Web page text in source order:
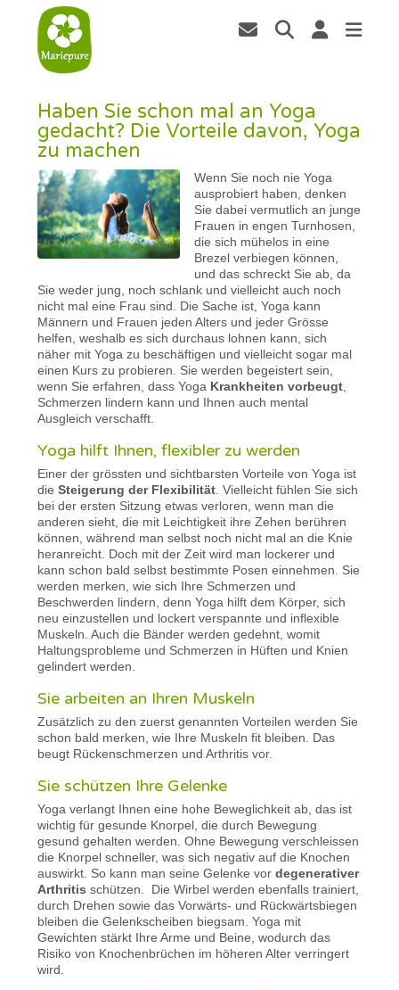
Haben Sie schon mal an Yoga
gedacht? Die Vorteile davon, Yoga
zu machen
Wenn Sie noch nie Yoga
ausprobiert haben, denken
Sie dabei vermutlich an junge
Frauen in engen Turnhosen,
die sich mühelos in eine
Brezel verbiegen können,
und das schreckt Sie ab, da
Sie weder jung, noch schlank und vielleicht auch noch
nicht mal eine Frau sind. Die Sache ist, Yoga kann
Männern und Frauen jeden Alters und jeder Grösse
helfen, weshalb es sich durchaus lohnen kann, sich
näher mit Yoga zu beschäftigen und vielleicht sogar mal
einen Kurs zu probieren. Sie werden begeistert sein,
wenn Sie erfahren, dass Yoga Krankheiten vorbeugt
Schmerzen lindern kann und Ihnen auch mental
Ausgleich verschafft.
Yoga hilft Ihnen, flexibler zu werden
Einer der grössten und sichtbarsten Vorteile von Yoga ist
dieSteigerung der Flexibilität . Vielleicht fühlen Sie sich
bei der ersten Sitzung etwas verloren, wenn man die
anderen sieht, die mit Leichtigkeit ihre Zehen berühren
können, während man selbst noch nicht mal an die Knie
heranreicht. Doch mit der Zeit wird man lockerer und
kann schon bald selbst bestimmte Posen einnehmen. Sie
werden merken, wie sich Ihre Schmerzen und
Beschwerden lindern, denn Yoga hilft dem Körper, sich
neu einzustellen und lockert verspannte und inflexible
Muskeln. Auch die Bänder werden gedehnt, womit
Haltungsprobleme und Schmerzen in Hüften und Knien
gelindert werden.
Sie arbeiten an Ihren Muskeln
Zusätzlich zu den zuerst genannten Vorteilen werden Sie
schon bald merken, wie Ihre Muskeln fit bleiben. Das
beugt Rückenschmerzen und Arthritis vor.
Sie schützen Ihre Gelenke
Yoga verlangt Ihnen eine hohe Beweglichkeit ab, das ist
wichtig für gesunde Knorpel, die durch Bewegung
gesund gehalten werden. Ohne Bewegung verschleissen
die Knorpel schneller, was sich negativ auf die Knochen
auswirkt. So kann man seine Gelenke vordegenerativer
Arthritis schützen. Die Wirbel werden ebenfalls trainiert,
durch Drehen sowie das Vorwärts- und Rückwärtsbiegen
bleiben die Gelenkscheiben biegsam. Yoga mit
Gewichten stärkt Ihre Arme und Beine, wodurch das
Risiko von Knochenbrüchen im höheren Alter verringert
wird.